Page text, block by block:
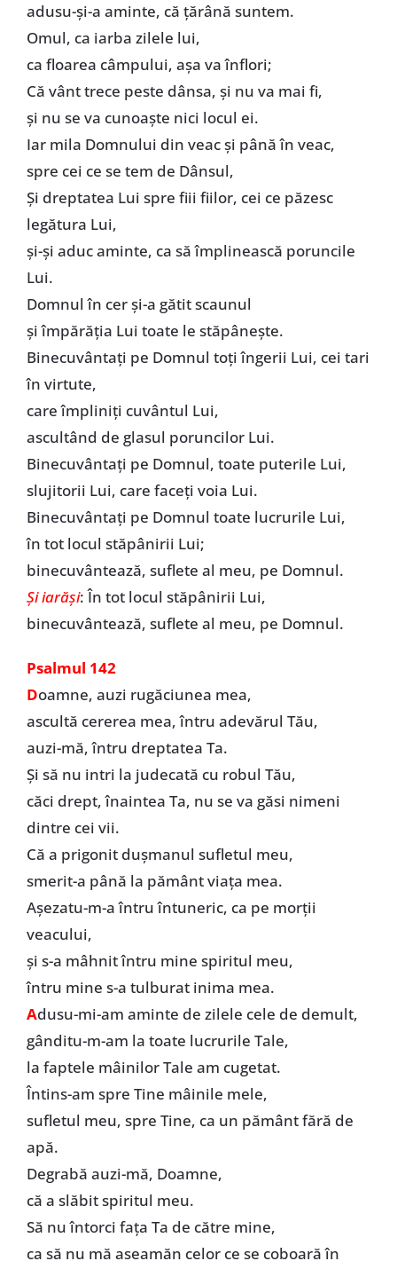
adusu-şi-a aminte, că ţărână suntem.
Omul, ca iarba zilele lui,
ca floarea câmpului, aşa va înflori;
Că vânt trece peste dânsa, şi nu va mai fi,
şi nu se va cunoaşte nici locul ei.
Iar mila Domnului din veac şi până în veac,
spre cei ce se tem de Dânsul,
Şi dreptatea Lui spre fiii fiilor, cei ce păzesc
legătura Lui,
şi-şi aduc aminte, ca să împlinească poruncile
Lui.
Domnul în cer şi-a gătit scaunul
şi împărăţia Lui toate le stăpâneşte.
Binecuvântaţi pe Domnul toţi îngerii Lui, cei tari
în virtute,
care împliniţi cuvântul Lui,
ascultând de glasul poruncilor Lui.
Binecuvântaţi pe Domnul, toate puterile Lui,
slujitorii Lui, care faceţi voia Lui.
Binecuvântaţi pe Domnul toate lucrurile Lui,
în tot locul stăpânirii Lui;
binecuvântează, suflete al meu, pe Domnul.
Şi iarăși: În tot locul stăpânirii Lui,
binecuvântează, suflete al meu, pe Domnul.
Psalmul 142
Doamne, auzi rugăciunea mea,
ascultă cererea mea, întru adevărul Tău,
auzi-mă, întru dreptatea Ta.
Şi să nu intri la judecată cu robul Tău,
căci drept, înaintea Ta, nu se va găsi nimeni
dintre cei vii.
Că a prigonit duşmanul sufletul meu,
smerit-a până la pământ viaţa mea.
Aşezatu-m-a întru întuneric, ca pe morţii
veacului,
și s-a mâhnit întru mine spiritul meu,
întru mine s-a tulburat inima mea.
Adusu-mi-am aminte de zilele cele de demult,
gânditu-m-am la toate lucrurile Tale,
la faptele mâinilor Tale am cugetat.
Întins-am spre Tine mâinile mele,
sufletul meu, spre Tine, ca un pământ fără de
apă.
Degrabă auzi-mă, Doamne,
că a slăbit spiritul meu.
Să nu întorci faţa Ta de către mine,
ca să nu mă aseamăn celor ce se coboară în